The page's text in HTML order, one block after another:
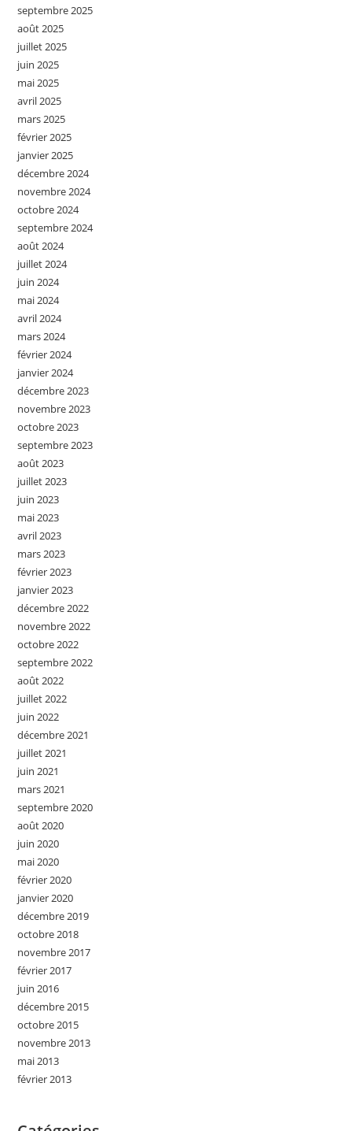
septembre 2025
août 2025
juillet 2025
juin 2025
mai 2025
avril 2025
mars 2025
février 2025
janvier 2025
décembre 2024
novembre 2024
octobre 2024
septembre 2024
août 2024
juillet 2024
juin 2024
mai 2024
avril 2024
mars 2024
février 2024
janvier 2024
décembre 2023
novembre 2023
octobre 2023
septembre 2023
août 2023
juillet 2023
juin 2023
mai 2023
avril 2023
mars 2023
février 2023
janvier 2023
décembre 2022
novembre 2022
octobre 2022
septembre 2022
août 2022
juillet 2022
juin 2022
décembre 2021
juillet 2021
juin 2021
mars 2021
septembre 2020
août 2020
juin 2020
mai 2020
février 2020
janvier 2020
décembre 2019
octobre 2018
novembre 2017
février 2017
juin 2016
décembre 2015
octobre 2015
novembre 2013
mai 2013
février 2013